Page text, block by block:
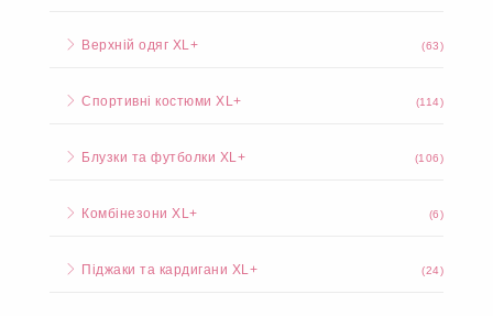
Верхній одяг XL+ (63)
Спортивні костюми XL+ (114)
Блузки та футболки XL+ (106)
Комбінезони XL+ (6)
Піджаки та кардигани XL+ (24)